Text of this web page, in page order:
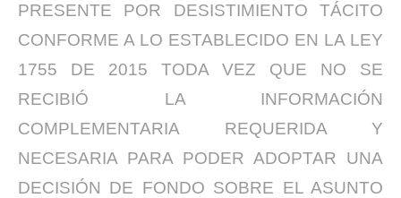
PRESENTE POR DESISTIMIENTO TÁCITO
CONFORME A LO ESTABLECIDO EN LA LEY
1755 DE 2015 TODA VEZ QUE NO SE
RECIBIÓ LA INFORMACIÓN
COMPLEMENTARIA REQUERIDA Y
NECESARIA PARA PODER ADOPTAR UNA
DECISIÓN DE FONDO SOBRE EL ASUNTO